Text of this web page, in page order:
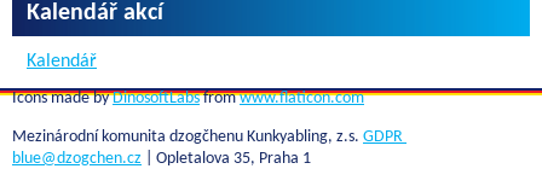
Kalendář akcí
Kalendář
Icons made byDinosoftLabsfromwww.flaticon.com
Mezinárodní komunita dzogčhenu Kunkyabling, z.s. GDPR
blue@dzogchen.cz | Opletalova 35, Praha 1